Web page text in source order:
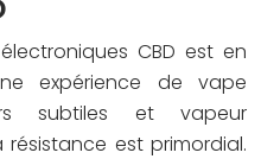
CBD est en
expérience de vape
subtiles et vapeur
est primordial.